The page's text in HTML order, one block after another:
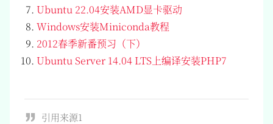
Ubuntu 22.04安装AMD显卡驱动
Windows安装Miniconda教程
2012春季新番预习（下）
Ubuntu Server 14.04 LTS上编译安装PHP7
引用来源1